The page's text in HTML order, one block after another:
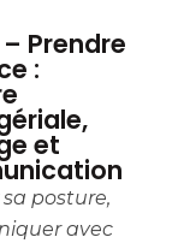
Prendre
:
et
posture,
avec